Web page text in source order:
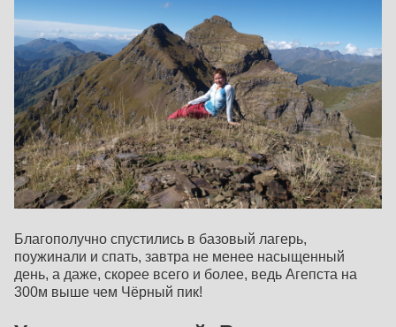
Благополучно спустились в базовый лагерь,
поужинали и спать, завтра не менее насыщенный
день, а даже, скорее всего и более, ведь Агепста на
300м выше чем Чёрный пик!